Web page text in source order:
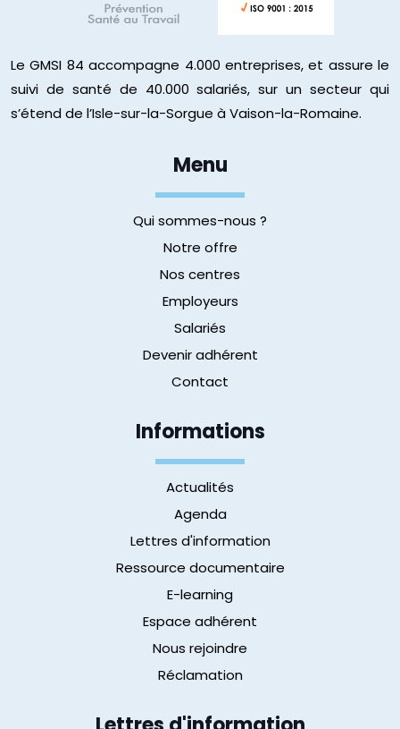
Le GMSI 84 accompagne 4.000 entreprises, et assure le
suivi de santé de 40.000 salariés, sur un secteur qui
s’étend de l’Isle-sur-la-Sorgue à Vaison-la-Romaine.
Menu
Qui sommes-nous ?
Notre offre
Nos centres
Employeurs
Salariés
Devenir adhérent
Contact
Informations
Actualités
Agenda
Lettres d'information
Ressource documentaire
E-learning
Espace adhérent
Nous rejoindre
Réclamation